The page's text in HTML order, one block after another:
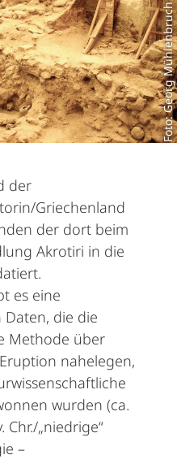
Foto: Georg Mühlenbruch
der
Griechenland
der dort beim
Akrotiri in die
es eine
Daten, die die
Methode über
nahelegen,
wurden (ca.
Chr./„niedrige“
–